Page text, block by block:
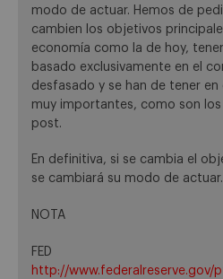
modo de actuar. Hemos de
cambien los objetivos
economía como la de hoy,
basado exclusivamente en el
desfasado y se han de tener
muy importantes, como son
post.
En definitiva, si se cambia el
se cambiará su modo de actuar.
NOTA
FED
http://www.federalreserve.gov/